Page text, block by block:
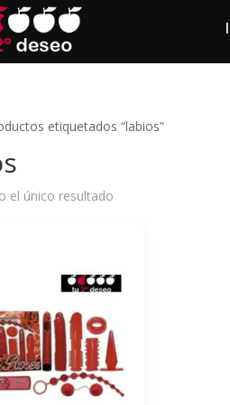
etiquetados “labios”
el único resultado